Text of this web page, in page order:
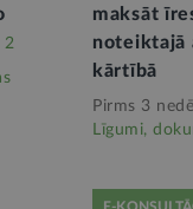
2
maksāt
noteiktajā
kārtībā
Pirms 3
Līgumi,